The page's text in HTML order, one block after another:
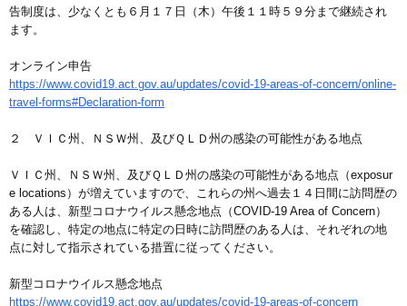
告制度は、少なくとも６月１７日（木）午後１１時５９分まで継続され
ます。
オンライン申告
https://www.covid19.act.gov.au/updates/covid-19-areas-of-concern/online-
travel-forms#Declaration-form
２ ＶＩＣ州、ＮＳＷ州、及びＱＬＤ州の感染の可能性がある地点
ＶＩＣ州、ＮＳＷ州、及びＱＬＤ州の感染の可能性がある地点（exposur
e locations）が増えていますので、これらの州へ過去１４日間に訪問歴の
ある人は、新型コロナウイルス懸念地点（COVID-19 Area of Concern）
を確認し、特定の地点に特定の日時に訪問歴のある人は、それぞれの地
点に対して指示されている措置に従ってください。
新型コロナウイルス懸念地点
https://www.covid19.act.gov.au/updates/covid-19-areas-of-concern